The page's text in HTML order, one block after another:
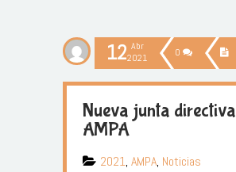
12 Abr
2021
0
Nueva junta directiva
AMPA
2021, AMPA, Noticias